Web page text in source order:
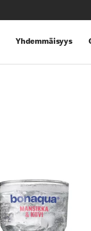
Yhdemmäisyys